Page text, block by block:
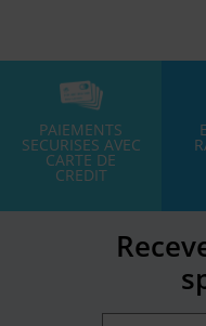
PAIEMENTS
SECURISES AVEC
CARTE DE
CREDIT